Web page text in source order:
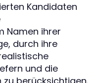
Kandidaten
Namen ihrer
durch ihre
und die